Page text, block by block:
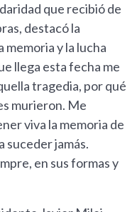
que recibió de
destacó la
y la lucha
llega esta fecha me
tragedia, por qué
murieron. Me
viva la memoria de
suceder jamás.
en sus formas y